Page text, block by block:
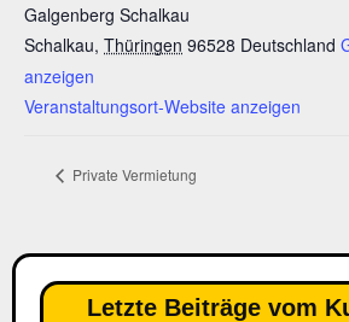
Galgenberg Schalkau
Schalkau, Thüringen 96528 Deutschland
anzeigen
Veranstaltungsort-Website anzeigen
Private Vermietung
Letzte Beiträge vom